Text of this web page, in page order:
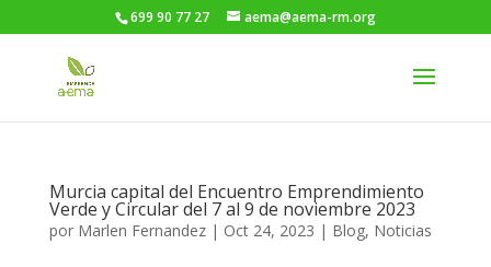
699 90 77 27 aema@aema-rm.org
Murcia capital del Encuentro Emprendimiento
Verde y Circular del 7 al 9 de noviembre 2023
por Marlen Fernandez| Oct 24, 2023 | Blog, Noticias